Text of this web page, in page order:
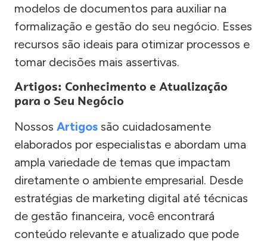
modelos de documentos para auxiliar na
formalização e gestão do seu negócio. Esses
recursos são ideais para otimizar processos e
tomar decisões mais assertivas.
Artigos: Conhecimento e Atualização
para o Seu Negócio
Nossos Artigos são cuidadosamente
elaborados por especialistas e abordam uma
ampla variedade de temas que impactam
diretamente o ambiente empresarial. Desde
estratégias de marketing digital até técnicas
de gestão financeira, você encontrará
conteúdo relevante e atualizado que pode